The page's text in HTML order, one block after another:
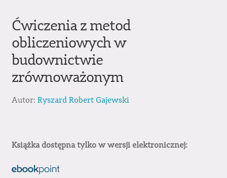
Ćwiczenia z metod
obliczeniowych w
budownictwie
zrównoważonym
Autor: Ryszard Robert Gajewski
Książka dostępna tylko w wersji elektronicznej: